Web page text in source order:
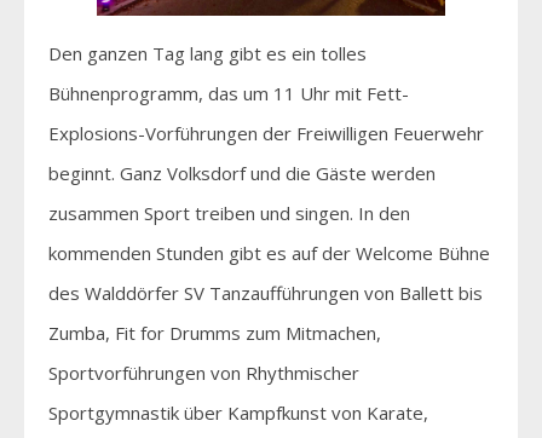
Den ganzen Tag lang gibt es ein tolles
Bühnenprogramm, das um 11 Uhr mit Fett-
Explosions-Vorführungen der Freiwilligen Feuerwehr
beginnt. Ganz Volksdorf und die Gäste werden
zusammen Sport treiben und singen. In den
kommenden Stunden gibt es auf der Welcome Bühne
des Walddörfer SV Tanzaufführungen von Ballett bis
Zumba, Fit for Drumms zum Mitmachen,
Sportvorführungen von Rhythmischer
Sportgymnastik über Kampfkunst von Karate,